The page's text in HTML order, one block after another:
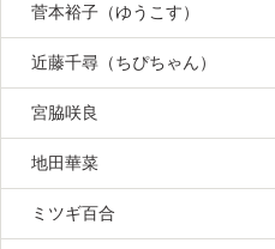
菅本裕子（ゆうこす）
近藤千尋（ちぴちゃん）
宮脇咲良
地田華菜
ミツギ百合